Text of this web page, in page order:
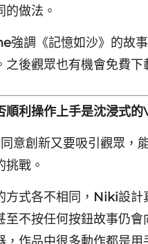
的做法。
強調《記憶如沙》的故
之後觀眾也有機會免費下
順利操作上手是沈浸式
意創新又要吸引觀眾，
挑戰。
方式各不相同， Niki設計
至不按任何按鈕故事仍會